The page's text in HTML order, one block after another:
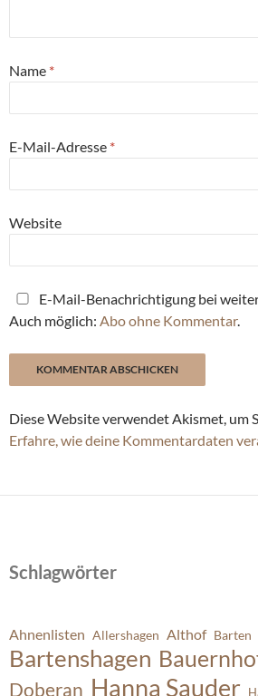
Name *
E-Mail-Adresse *
Website
E-Mail-Benachrichtigung bei
Auch möglich: Abo ohne Kommentar.
Diese Website verwendet Akismet, um
Erfahre, wie deine Kommentardaten
Schlagwörter
Ahnenlisten Allershagen Althof Barten
Bartenshagen
Doberan Hanna Sauder